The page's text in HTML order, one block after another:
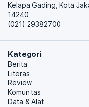
Kelapa Gading, Kota
14240
(021) 29382700
Kategori
Berita
Literasi
Review
Komunitas
Data & Alat